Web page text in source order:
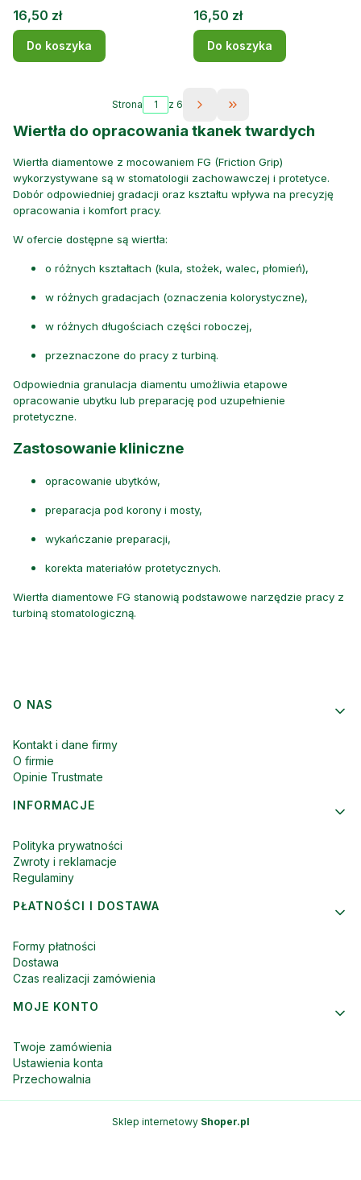
DOCHEM
Cena
16,50 zł
Do koszyka
DOCHEM
Cena
16,50 zł
Do koszyka
Strona z 6 Przejdź do ostatniej
Wiertła do opracowania tkanek twardych
Wiertła diamentowe z mocowaniem FG (Friction Grip)
wykorzystywane są w stomatologii zachowawczej i protetyce.
Dobór odpowiedniej gradacji oraz kształtu wpływa na precyzję
opracowania i komfort pracy.
W ofercie dostępne są wiertła:
o różnych kształtach (kula, stożek, walec, płomień),
w różnych gradacjach (oznaczenia kolorystyczne),
w różnych długościach części roboczej,
przeznaczone do pracy z turbiną.
Odpowiednia granulacja diamentu umożliwia etapowe
opracowanie ubytku lub preparację pod uzupełnienie
protetyczne.
Zastosowanie kliniczne
opracowanie ubytków,
preparacja pod korony i mosty,
wykańczanie preparacji,
korekta materiałów protetycznych.
Wiertła diamentowe FG stanowią podstawowe narzędzie pracy z
turbiną stomatologiczną.
Linki w stopce
O NAS
Kontakt i dane firmy
O firmie
Opinie Trustmate
INFORMACJE
Polityka prywatności
Zwroty i reklamacje
Regulaminy
PŁATNOŚCI I DOSTAWA
Formy płatności
Dostawa
Czas realizacji zamówienia
MOJE KONTO
Twoje zamówienia
Ustawienia konta
Przechowalnia
Sklep internetowy Shoper.pl